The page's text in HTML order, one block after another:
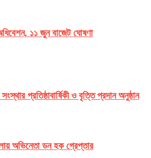
১১ জুন বাজেট ঘোষণা
প্রতিষ্ঠাবার্ষিকী ও বৃত্তি প্রদান অনুষ্ঠান
অভিনেতা ডন হক গ্রেপ্তার